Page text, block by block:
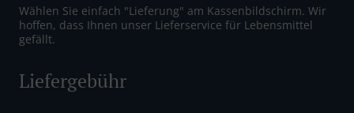
Wählen Sie einfach "Lieferung" am Kassenbildschirm. Wir
hoffen, dass Ihnen unser Lieferservice für Lebensmittel
gefällt.
Liefergebühr